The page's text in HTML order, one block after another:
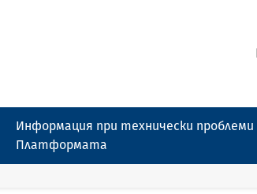
Информация при технически проблеми
Платформата